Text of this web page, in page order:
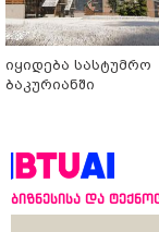
იყიდება სასტუმრო
ბაკურიანში
ბიზნესისა და